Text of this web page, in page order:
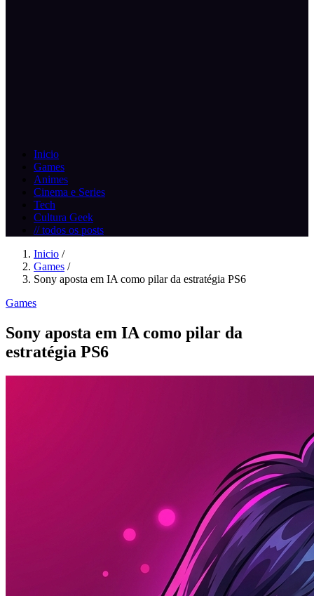
Inicio
Games
Animes
Cinema e Series
Tech
Cultura Geek
// todos os posts
Inicio /
Games /
Sony aposta em IA como pilar da estratégia PS6
Games
Sony aposta em IA como pilar da
estratégia PS6